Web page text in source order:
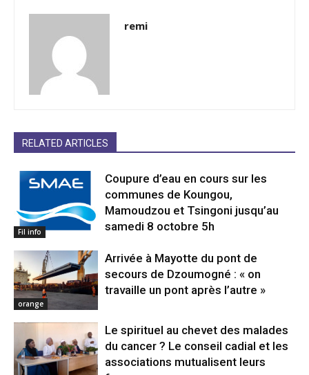
remi
RELATED ARTICLES
Fil info
Coupure d’eau en cours sur les
communes de Koungou,
Mamoudzou et Tsingoni jusqu’au
samedi 8 octobre 5h
orange
Arrivée à Mayotte du pont de
secours de Dzoumogné : « on
travaille un pont après l’autre »
Le spirituel au chevet des malades
du cancer ? Le conseil cadial et les
associations mutualisent leurs